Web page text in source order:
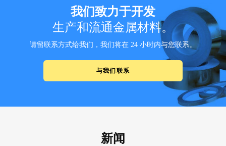
我们致力于开发
生产和流通金属材料。
请留联系方式给我们，我们将在 24 小时内与您联系。
与我们联系
新闻